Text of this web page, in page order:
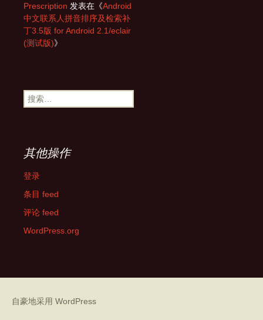
Prescription 发表在《Android
中文联系人拼音排序及检索补
丁3.5版 for Android 2.1/eclair
(测试版)》
搜
索：
其他操作
登录
条目 feed
评论 feed
WordPress.org
自豪地采用 WordPress